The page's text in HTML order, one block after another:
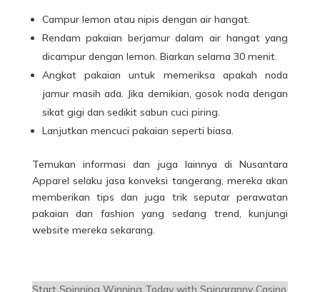
Campur lemon atau nipis dengan air hangat.
Rendam pakaian berjamur dalam air hangat yang
dicampur dengan lemon. Biarkan selama 30 menit.
Angkat pakaian untuk memeriksa apakah noda
jamur masih ada. Jika demikian, gosok noda dengan
sikat gigi dan sedikit sabun cuci piring.
Lanjutkan mencuci pakaian seperti biasa.
Temukan informasi dan juga lainnya di Nusantara
Apparel selaku jasa konveksi tangerang, mereka akan
memberikan tips dan juga trik seputar perawatan
pakaian dan fashion yang sedang trend, kunjungi
website mereka sekarang.
Start Spinning Winning Today with Spingranny Casino